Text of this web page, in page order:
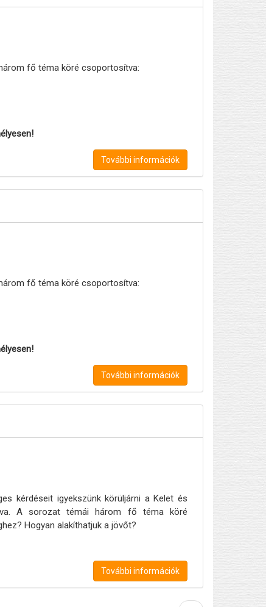
fő téma köré csoportosítva:
További információk
fő téma köré csoportosítva:
További információk
kérdéseit igyekszünk körüljárni a Kelet és
A sorozat témái három fő téma köré
Hogyan alakíthatjuk a jövőt?
További információk